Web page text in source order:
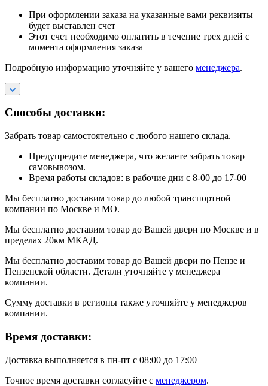
При оформлении заказа на указанные вами реквизиты
будет выставлен счет
Этот счет необходимо оплатить в течение трех дней с
момента оформления заказа
Подробную информацию уточняйте у вашего менеджера.
Способы доставки:
Забрать товар самостоятельно с любого нашего склада.
Предупредите менеджера, что желаете забрать товар
самовывозом.
Время работы складов: в рабочие дни с 8-00 до 17-00
Мы бесплатно доставим товар до любой транспортной
компании по Москве и МО.
Мы бесплатно доставим товар до Вашей двери по Москве и в
пределах 20км МКАД.
Мы бесплатно доставим товар до Вашей двери по Пензе и
Пензенской области. Детали уточняйте у менеджера
компании.
Сумму доставки в регионы также уточняйте у менеджеров
компании.
Время доставки:
Доставка выполняется в пн-пт с 08:00 до 17:00
Точное время доставки согласуйте с менеджером.